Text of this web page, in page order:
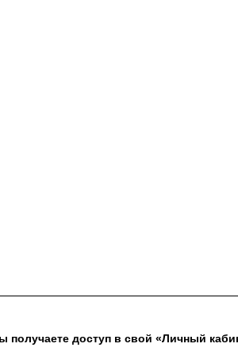
получаете доступ в свой «Личный